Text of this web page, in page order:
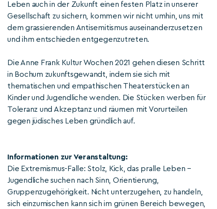
Leben auch in der Zukunft einen festen Platz in unserer
Gesellschaft zu sichern, kommen wir nicht umhin, uns mit
dem grassierenden Antisemitismus auseinanderzusetzen
und ihm entschieden entgegenzutreten.
Die Anne Frank Kultur Wochen 2021 gehen diesen Schritt
in Bochum zukunftsgewandt, indem sie sich mit
thematischen und empathischen Theaterstücken an
Kinder und Jugendliche wenden. Die Stücken werben für
Toleranz und Akzeptanz und räumen mit Vorurteilen
gegen jüdisches Leben gründlich auf.
Informationen zur Veranstaltung:
Die Extremismus-Falle: Stolz, Kick, das pralle Leben –
Jugendliche suchen nach Sinn, Orientierung,
Gruppenzugehörigkeit. Nicht unterzugehen, zu handeln,
sich einzumischen kann sich im grünen Bereich bewegen,